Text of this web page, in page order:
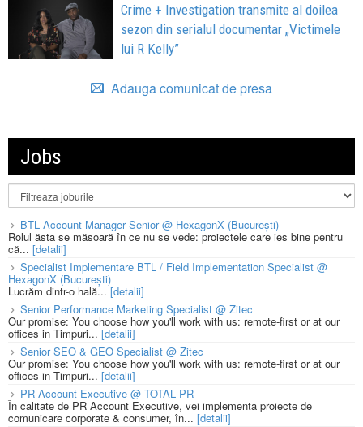
Crime + Investigation transmite al doilea
sezon din serialul documentar „Victimele
lui R Kelly”
Adauga comunicat de presa
Jobs
BTL Account Manager Senior @ HexagonX (București)
Rolul ăsta se măsoară în ce nu se vede: proiectele care ies bine pentru
că... [detalii]
Specialist Implementare BTL / Field Implementation Specialist @
HexagonX (București)
Lucrăm dintr-o hală...[detalii]
Senior Performance Marketing Specialist @ Zitec
Our promise: You choose how you'll work with us: remote-first or at our
offices in Timpuri... [detalii]
Senior SEO & GEO Specialist @ Zitec
Our promise: You choose how you'll work with us: remote-first or at our
offices in Timpuri... [detalii]
PR Account Executive @ TOTAL PR
În calitate de PR Account Executive, vei implementa proiecte de
comunicare corporate & consumer, în... [detalii]